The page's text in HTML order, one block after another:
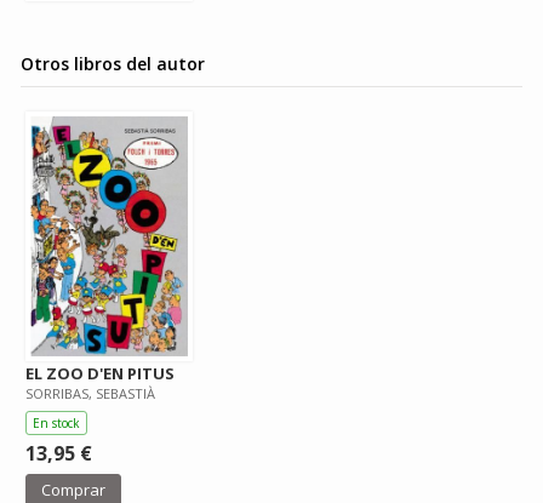
Otros libros del autor
EL ZOO D'EN PITUS
SORRIBAS, SEBASTIÀ
En stock
13,95 €
Comprar